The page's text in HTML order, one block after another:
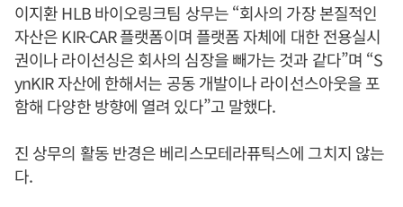
이지환 HLB 바이오링크팀 상무는 “회사의 가장 본질적인
자산은 KIR-CAR 플랫폼이며 플랫폼 자체에 대한 전용실시
권이나 라이선싱은 회사의 심장을 빼가는 것과 같다”며 “S
ynKIR 자산에 한해서는 공동 개발이나 라이선스아웃을 포
함해 다양한 방향에 열려 있다”고 말했다.
진 상무의 활동 반경은 베리스모테라퓨틱스에 그치지 않는
다.